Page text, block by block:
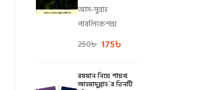
আস-সুন্নাহ
পাবলিকেশন্স
250৳ 175৳
রমযান নিয়ে শায়খ
আহমাদুল্লাহ`র তিনটি